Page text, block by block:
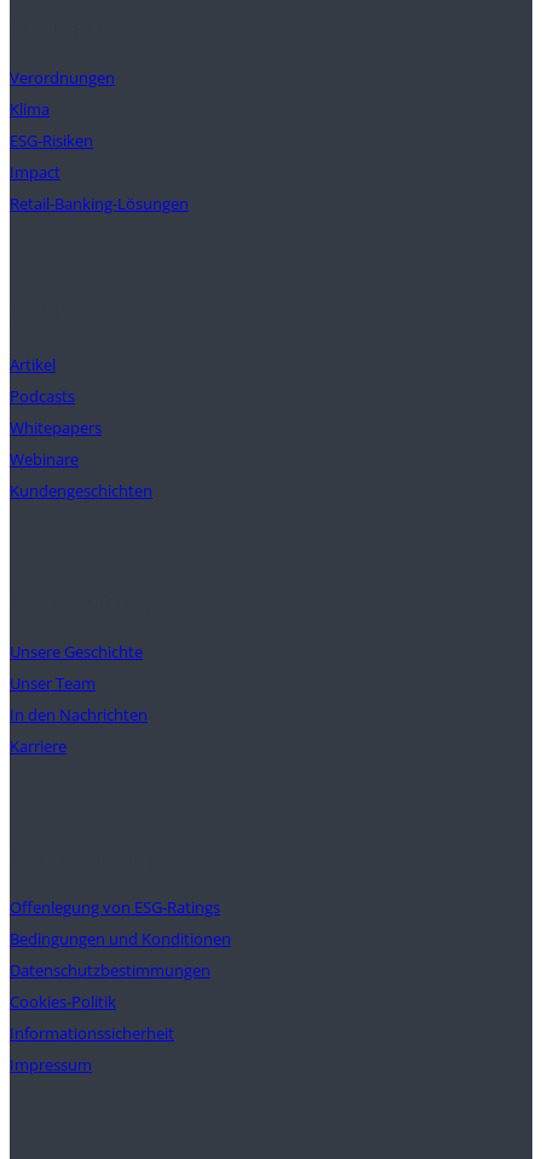
Verordnungen
Klima
ESG-Risiken
Impact
Retail-Banking-Lösungen
Artikel
Podcasts
Whitepapers
Webinare
Kundengeschichten
Unsere Geschichte
Unser Team
In den Nachrichten
Karriere
Offenlegung von ESG-Ratings
Bedingungen und Konditionen
Datenschutzbestimmungen
Cookies-Politik
Informationssicherheit
Impressum